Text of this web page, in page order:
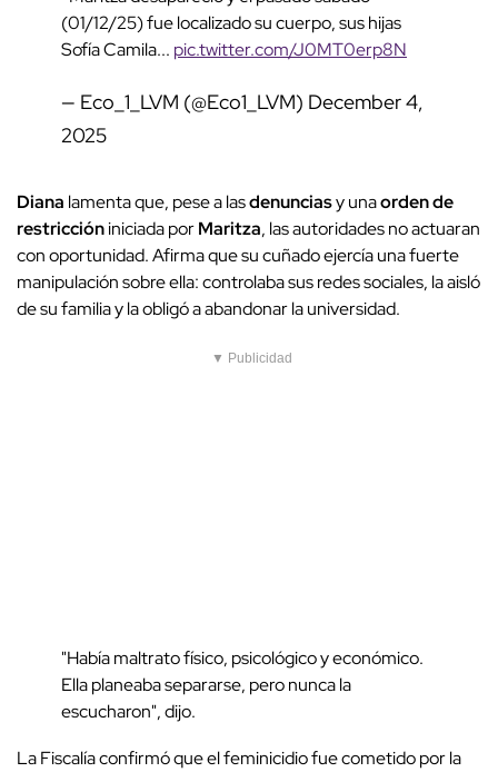
(01/12/25) fue localizado su cuerpo, sus hijas
Sofía Camila... pic.twitter.com/J0MT0erp8N
— Eco_1_LVM (@Eco1_LVM) December 4,
2025
Diana lamenta que, pese a lasdenunciasy unaorden de
restriccióniniciada porMaritza, las autoridades no actuaran
con oportunidad. Afirma que su cuñado ejercía una fuerte
manipulación sobre ella: controlaba sus redes sociales, la aisló
de su familia y la obligó a abandonar la universidad.
▼ Publicidad
"Había maltrato físico, psicológico y económico.
Ella planeaba separarse, pero nunca la
escucharon", dijo.
La Fiscalía confirmó que el feminicidio fue cometido por la